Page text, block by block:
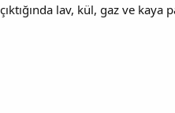
lav, kül, gaz ve kaya